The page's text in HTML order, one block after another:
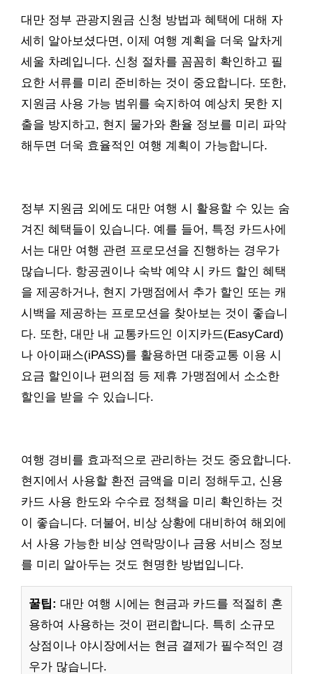
대만 정부 관광지원금 신청 방법과 혜택에 대해 자
세히 알아보셨다면, 이제 여행 계획을 더욱 알차게
세울 차례입니다. 신청 절차를 꼼꼼히 확인하고 필
요한 서류를 미리 준비하는 것이 중요합니다. 또한,
지원금 사용 가능 범위를 숙지하여 예상치 못한 지
출을 방지하고, 현지 물가와 환율 정보를 미리 파악
해두면 더욱 효율적인 여행 계획이 가능합니다.
정부 지원금 외에도 대만 여행 시 활용할 수 있는 숨
겨진 혜택들이 있습니다. 예를 들어, 특정 카드사에
서는 대만 여행 관련 프로모션을 진행하는 경우가
많습니다. 항공권이나 숙박 예약 시 카드 할인 혜택
을 제공하거나, 현지 가맹점에서 추가 할인 또는 캐
시백을 제공하는 프로모션을 찾아보는 것이 좋습니
다. 또한, 대만 내 교통카드인 이지카드(EasyCard)
나 아이패스(iPASS)를 활용하면 대중교통 이용 시
요금 할인이나 편의점 등 제휴 가맹점에서 소소한
할인을 받을 수 있습니다.
여행 경비를 효과적으로 관리하는 것도 중요합니다.
현지에서 사용할 환전 금액을 미리 정해두고, 신용
카드 사용 한도와 수수료 정책을 미리 확인하는 것
이 좋습니다. 더불어, 비상 상황에 대비하여 해외에
서 사용 가능한 비상 연락망이나 금융 서비스 정보
를 미리 알아두는 것도 현명한 방법입니다.
꿀팁: 대만 여행 시에는 현금과 카드를 적절히 혼
용하여 사용하는 것이 편리합니다. 특히 소규모
상점이나 야시장에서는 현금 결제가 필수적인 경
우가 많습니다.